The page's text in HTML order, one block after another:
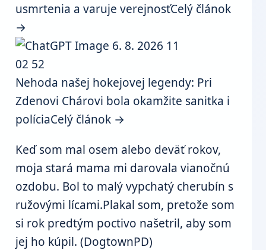
usmrtenia a varuje verejnosťCelý článok
→
Nehoda našej hokejovej legendy: Pri
Zdenovi Chárovi bola okamžite sanitka i
políciaCelý článok →
Keď som mal osem alebo deväť rokov,
moja stará mama mi darovala vianočnú
ozdobu. Bol to malý vypchatý cherubín s
ružovými lícami.Plakal som, pretože som
si rok predtým poctivo našetril, aby som
jej ho kúpil. (DogtownPD)